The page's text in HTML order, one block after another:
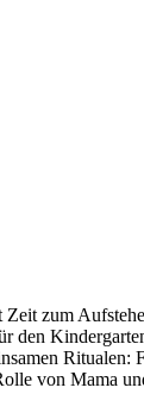
zum
den
Ritualen:
von Mama